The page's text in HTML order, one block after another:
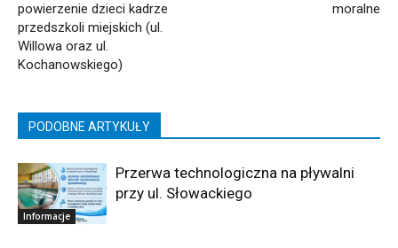
powierzenie dzieci kadrze
przedszkoli miejskich (ul.
Willowa oraz ul.
Kochanowskiego)
moralne
PODOBNE ARTYKUŁY
Informacje
Przerwa technologiczna na pływalni
przy ul. Słowackiego